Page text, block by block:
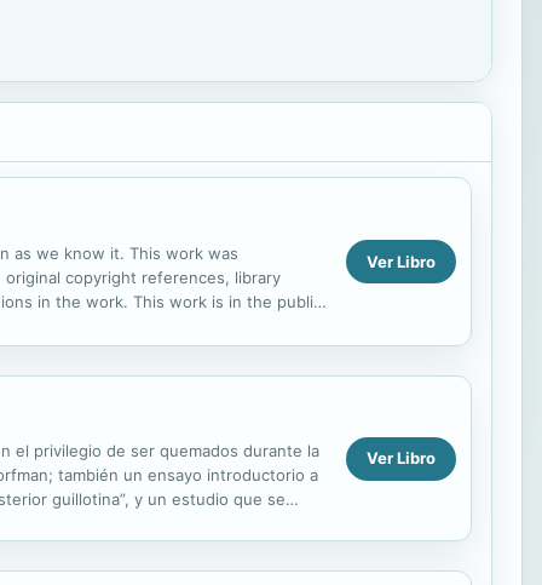
as we know it. This work was
copyright references, library
in the work. This work is in the public
Ver Libro
el privilegio de ser quemados durante la
también un ensayo introductorio a
guillotina”, y un estudio que se
Ver Libro